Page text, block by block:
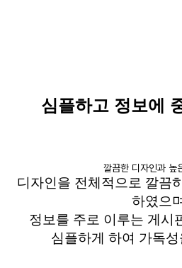
심플하고 정보에
깔끔한 디자인과 높
디자인을 전체적으로 깔끔
하였으
정보를 주로 이루는 게시
심플하게 하여 가독